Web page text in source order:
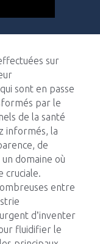
sur
sont en passe
par le
de la santé
informés, la
de
domaine où
cruciale.
entre
d’inventer
fluidifier le